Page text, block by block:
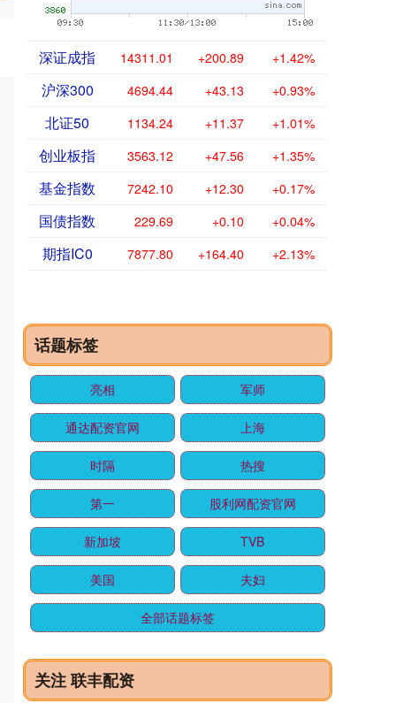
深证成指 14311.01 +200.89 +1.42%
沪深300 4694.44 +43.13 +0.93%
北证50 1134.24 +11.37 +1.01%
创业板指 3563.12 +47.56 +1.35%
基金指数 7242.10 +12.30 +0.17%
国债指数 229.69 +0.10 +0.04%
期指IC0 7877.80 +164.40 +2.13%
话题标签
亮相 军师
通达配资官网 上海
时隔 热搜
第一 股利网配资官网
新加坡 TVB
美国 夫妇
全部话题标签
关注 联丰配资